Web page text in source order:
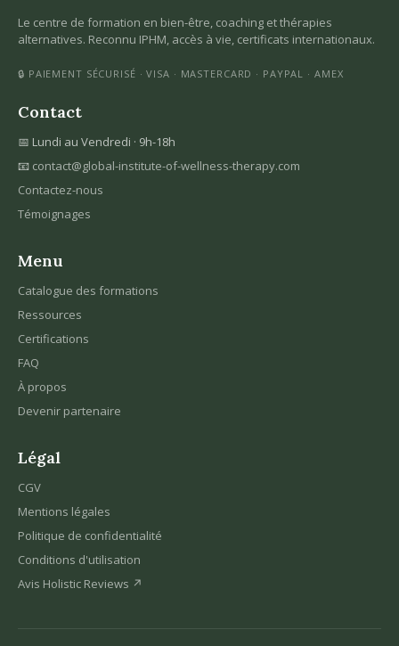
Le centre de formation en bien-être, coaching et thérapies
alternatives. Reconnu IPHM, accès à vie, certificats internationaux.
🔒 PAIEMENT SÉCURISÉ · VISA · MASTERCARD · PAYPAL · AMEX
Contact
📅 Lundi au Vendredi · 9h-18h
📧 contact@global-institute-of-wellness-therapy.com
Contactez-nous
Témoignages
Menu
Catalogue des formations
Ressources
Certifications
FAQ
À propos
Devenir partenaire
Légal
CGV
Mentions légales
Politique de confidentialité
Conditions d'utilisation
Avis Holistic Reviews ↗